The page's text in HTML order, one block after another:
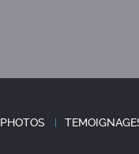
PHOTOS